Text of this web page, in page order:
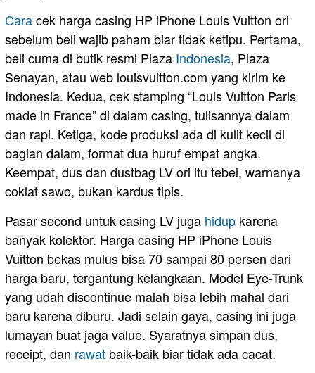
Caracek harga casing HP iPhone Louis Vuitton ori
sebelum beli wajib paham biar tidak ketipu. Pertama,
beli cuma di butik resmi Plaza Indonesia, Plaza
Senayan, atau web louisvuitton.com yang kirim ke
Indonesia. Kedua, cek stamping “Louis Vuitton Paris
made in France” di dalam casing, tulisannya dalam
dan rapi. Ketiga, kode produksi ada di kulit kecil di
bagian dalam, format dua huruf empat angka.
Keempat, dus dan dustbag LV ori itu tebel, warnanya
coklat sawo, bukan kardus tipis.
Pasar second untuk casing LV juga hidup karena
banyak kolektor. Harga casing HP iPhone Louis
Vuitton bekas mulus bisa 70 sampai 80 persen dari
harga baru, tergantung kelangkaan. Model Eye-Trunk
yang udah discontinue malah bisa lebih mahal dari
baru karena diburu. Jadi selain gaya, casing ini juga
lumayan buat jaga value. Syaratnya simpan dus,
receipt, dan rawat baik-baik biar tidak ada cacat.